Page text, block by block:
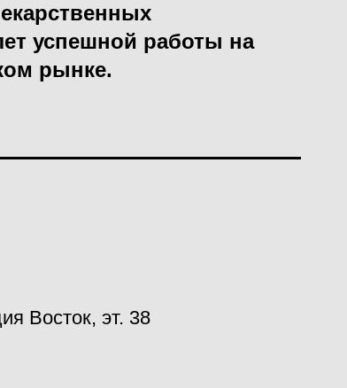
успешной работы на
рынке.
Восток, эт. 38